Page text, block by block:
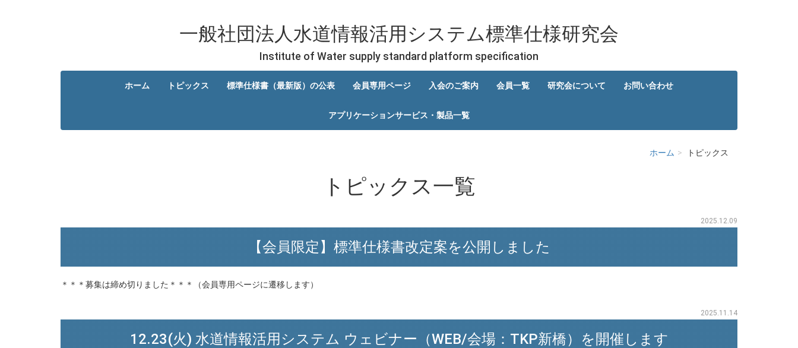
一般社団法人水道情報活用システム標準仕様研究会
Institute of Water supply standard platform specification
ホーム トピックス 標準仕様書（最新版）の公表 会員専用ページ 入会のご案内 会員一覧 研究会について お問い合わせ
アプリケーションサービス・製品一覧
ホーム トピックス
トピックス一覧
2025.12.09
【会員限定】標準仕様書改定案を公開しました
＊＊＊募集は締め切りました＊＊＊（会員専用ページに遷移します）
2025.11.14
12.23(火) 水道情報活用システム ウェビナー（WEB/会場：TKP新橋）を開催します